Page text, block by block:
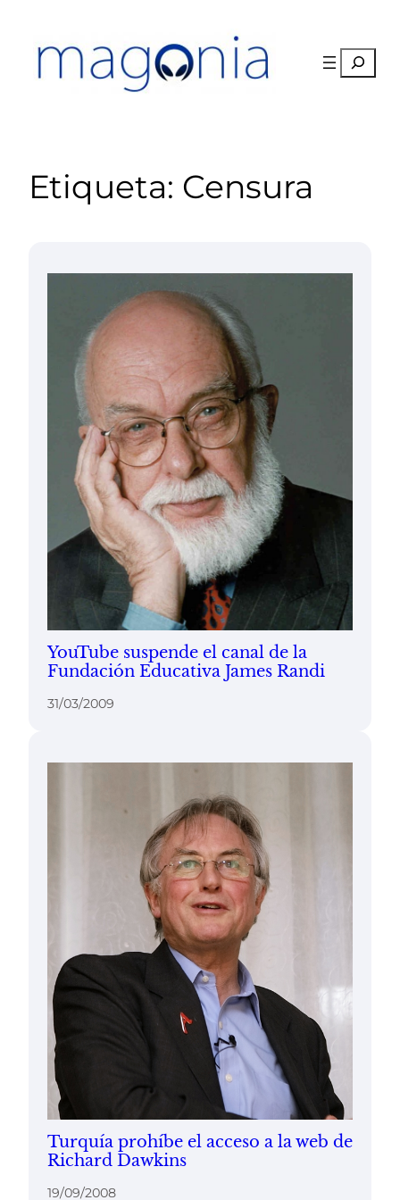
contenido
Buscar
Etiqueta: Censura
YouTube suspende el canal de la
Fundación Educativa James Randi
31/03/2009
Turquía prohíbe el acceso a la web de
Richard Dawkins
19/09/2008